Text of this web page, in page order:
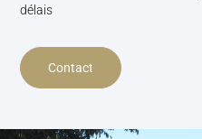
délais
Contact